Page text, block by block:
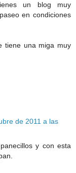
un blog muy
en condiciones
tiene una miga muy
de 2011 a las
y con esta